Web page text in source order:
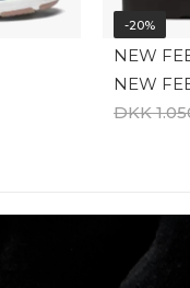
-20%
NEW
NEW
DKK